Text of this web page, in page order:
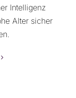
Intelligenz
Alter sicher